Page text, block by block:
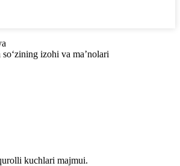
so‘zining izohi va ma’nolari
kuchlari majmui.